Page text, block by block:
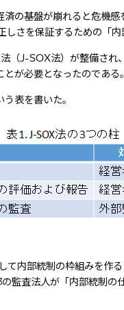
の基盤が崩れると危機
さを保証するための「
（J-SOX法）が整備さ
が必要となったのである。
表を書いた。
て内部統制の枠組みを作
監査法人が「内部統制